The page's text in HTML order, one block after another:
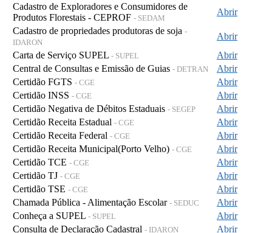
Cadastro de Exploradores e Consumidores de
Produtos Florestais - CEPROF - SEDAM
Abrir
Cadastro de propriedades produtoras de soja -
IDARON
Abrir
Carta de Serviço SUPEL - SUPEL
Abrir
Central de Consultas e Emissão de Guias - DETRAN
Abrir
Certidão FGTS - CGE
Abrir
Certidão INSS - CGE
Abrir
Certidão Negativa de Débitos Estaduais - SEGEP
Abrir
Certidão Receita Estadual - CGE
Abrir
Certidão Receita Federal - CGE
Abrir
Certidão Receita Municipal(Porto Velho) - CGE
Abrir
Certidão TCE - CGE
Abrir
Certidão TJ - CGE
Abrir
Certidão TSE - CGE
Abrir
Chamada Pública - Alimentação Escolar - SEDUC
Abrir
Conheça a SUPEL - SUPEL
Abrir
Consulta de Declaração Cadastral - IDARON
Abrir